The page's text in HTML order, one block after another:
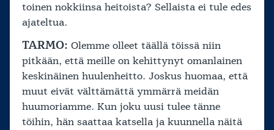
toinen nokkiinsa heitoista? Sellaista ei tule edes
ajateltua.
TARMO: Olemme olleet täällä töissä niin
pitkään, että meille on kehittynyt omanlainen
keskinäinen huulenheitto. Joskus huomaa, että
muut eivät välttämättä ymmärrä meidän
huumoriamme. Kun joku uusi tulee tänne
töihin, hän saattaa katsella ja kuunnella näitä